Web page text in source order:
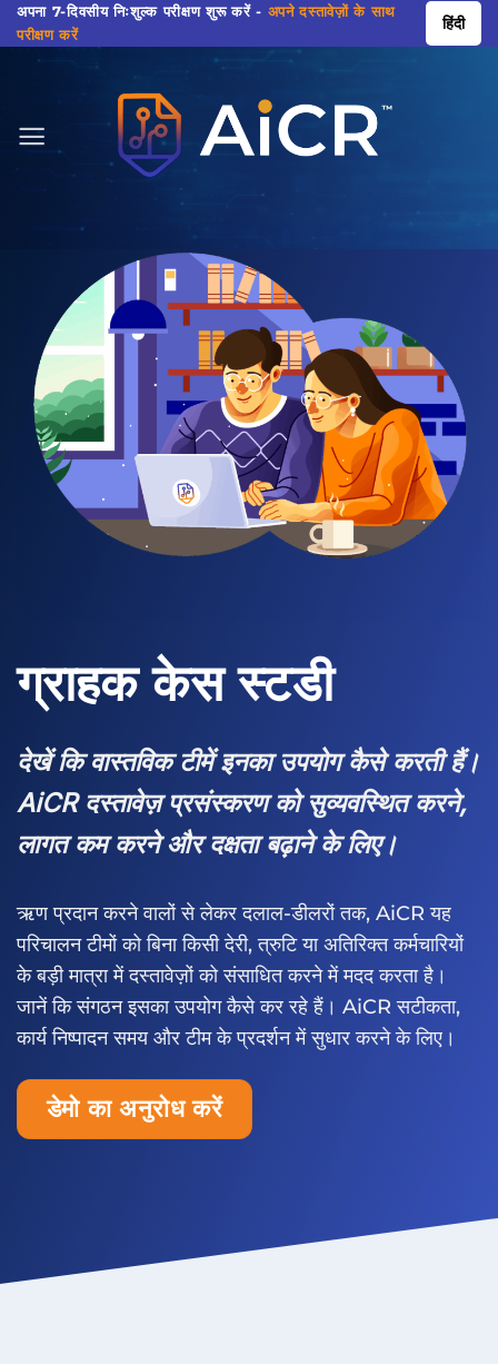
सामग्री
पर
अपना 7-दिवसीय निःशुल्क परीक्षण शुरू करें - अपने दस्तावेज़ों के साथ
परीक्षण करें
हिंदी
ग्राहक केस स्टडी
देखें कि वास्तविक टीमें इनका उपयोग कैसे करती हैं।
AiCR दस्तावेज़ प्रसंस्करण को सुव्यवस्थित करने,
लागत कम करने और दक्षता बढ़ाने के लिए।
ऋण प्रदान करने वालों से लेकर दलाल-डीलरों तक, AiCR यह
परिचालन टीमों को बिना किसी देरी, त्रुटि या अतिरिक्त कर्मचारियों
के बड़ी मात्रा में दस्तावेज़ों को संसाधित करने में मदद करता है।
जानें कि संगठन इसका उपयोग कैसे कर रहे हैं। AiCR सटीकता,
कार्य निष्पादन समय और टीम के प्रदर्शन में सुधार करने के लिए।
डेमो का अनुरोध करें